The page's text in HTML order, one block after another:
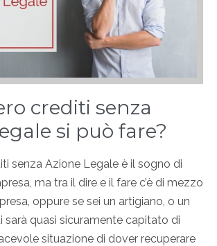
crediti senza
si può fare?
senza Azione Legale è il sogno di
ma tra il dire e il fare c’è di mezzo
oppure se sei un artigiano, o un
sarà quasi sicuramente capitato di
situazione di dover recuperare